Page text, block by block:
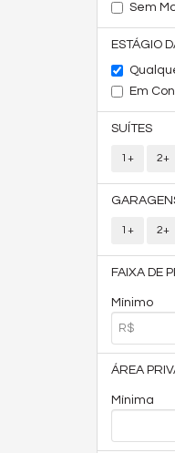
Sem
ESTÁGIO
Em
SUÍTES
1+ 2+
1+ 2+
FAIXA DE
Mínimo
ÁREA
Mínima